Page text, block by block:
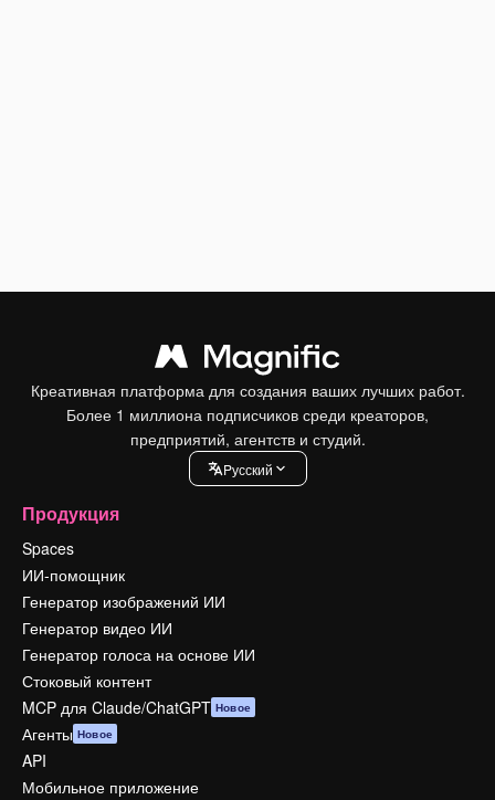
Креативная платформа для создания ваших лучших работ.
Более 1 миллиона подписчиков среди креаторов,
предприятий, агентств и студий.
Pусский
Продукция
Spaces
ИИ-помощник
Генератор изображений ИИ
Генератор видео ИИ
Генератор голоса на основе ИИ
Стоковый контент
MCP для Claude/ChatGPT Новое
Агенты Новое
API
Мобильное приложение